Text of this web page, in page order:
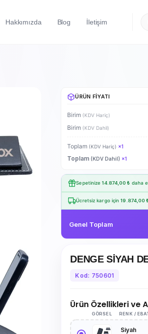
Hakkımızda Blog İletişim
ÜRÜN FIYATI
Birim (KDV Hariç)
Birim (KDV Dahil)
Toplam (KDV Hariç) ×1
Toplam(KDV Dahil) ×1
Sepetinize14.874,00 ₺ daha
Ücretsiz kargo için19.874,00
Genel Toplam
DENGE SİYAH
Kod: 750601
Ürün Özellikleri ve
GÖRSEL RENK /
Siyah